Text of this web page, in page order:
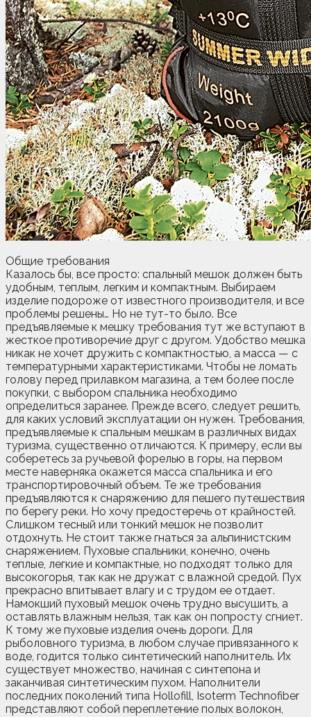
Общие требования
Казалось бы, все просто: спальный мешок должен быть
удобным, теплым, легким и компактным. Выбираем
изделие подороже от известного производителя, и все
проблемы решены… Но не тут-то было. Все
предъявляемые к мешку требования тут же вступают в
жесткое противоречие друг с другом. Удобство мешка
никак не хочет дружить с компактностью, а масса — с
температурными характеристиками. Чтобы не ломать
голову перед прилавком магазина, а тем более после
покупки, с выбором спальника необходимо
определиться заранее. Прежде всего, следует решить,
для каких условий эксплуатации он нужен. Требования,
предъявляемые к спальным мешкам в различных видах
туризма, существенно отличаются. К примеру, если вы
соберетесь за ручьевой форелью в горы, на первом
месте наверняка окажется масса спальника и его
транспортировочный объем. Те же требования
предъявляются к снаряжению для пешего путешествия
по берегу реки. Но хочу предостеречь от крайностей.
Слишком тесный или тонкий мешок не позволит
отдохнуть. Не стоит также гнаться за альпинистским
снаряжением. Пуховые спальники, конечно, очень
теплые, легкие и компактные, но подходят только для
высокогорья, так как не дружат с влажной средой. Пух
прекрасно впитывает влагу и с трудом ее отдает.
Намокший пуховый мешок очень трудно высушить, а
оставлять влажным нельзя, так как он попросту сгниет.
К тому же пуховые изделия очень дороги. Для
рыболовного туризма, в любом случае привязанного к
воде, годится только синтетический наполнитель. Их
существует множество, начиная с синтепона и
заканчивая синтетическим пухом. Наполнители
последних поколений типа Hollofill, Isoterm Technofiber
представляют собой переплетение полых волокон,